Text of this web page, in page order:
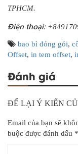
TPHCM.
Điện thoại:
bao bì đóng gói,
Offset, in tem offset,
Đánh giá
ĐỂ LẠI Ý KIẾN
Email của bạn sẽ
buộc được đánh dấu *